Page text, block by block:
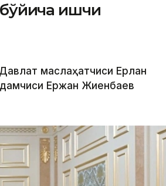
бўйича ишчи
маслаҳатчиси Ерлан
Ержан Жиенбаев